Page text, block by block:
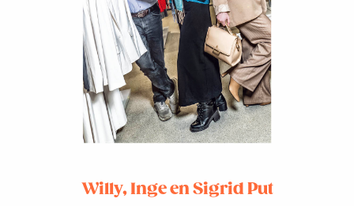
Willy, Inge en Sigrid Put